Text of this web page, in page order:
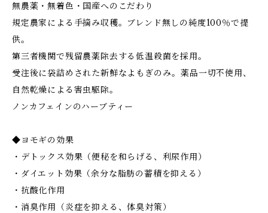
無農薬・無着色・国産へのこだわり
規定農家による手摘み収穫。ブレンド無しの純度100％で提
供。
第三者機関で残留農薬除去する低温殺菌を採用。
受注後に袋詰めされた新鮮なよもぎのみ。薬品一切不使用、
自然乾燥による害虫駆除。
ノンカフェインのハーブティー
◆ヨモギの効果
・デトックス効果（便秘を和らげる、利尿作用）
・ダイエット効果（余分な脂肪の蓄積を抑える）
・抗酸化作用
・消臭作用（炎症を抑える、体臭対策）